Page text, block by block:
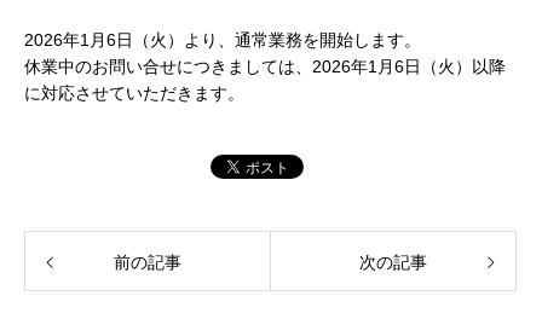
2026年1月6日（火）より、通常業務を開始します。
休業中のお問い合せにつきましては、2026年1月6日（火）以降
に対応させていただきます。
前の記事 次の記事